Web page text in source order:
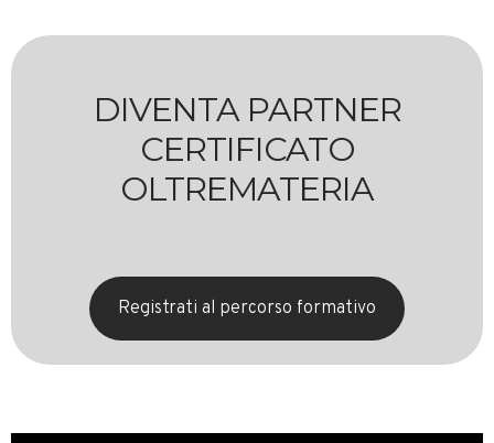
DIVENTA PARTNER
CERTIFICATO
OLTREMATERIA
Registrati al percorso formativo